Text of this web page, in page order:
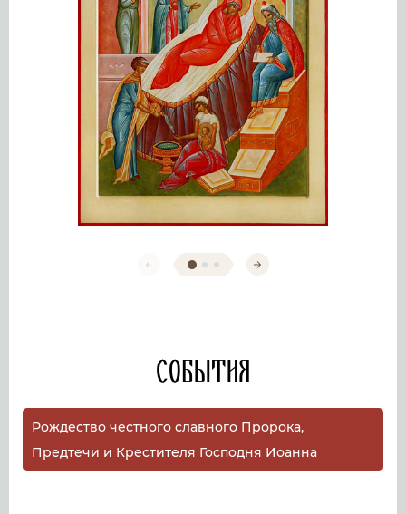
События
Рождество честного славного Пророка,
Предтечи и Крестителя Господня Иоанна